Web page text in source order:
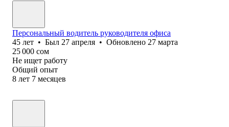
Персональный водитель руководителя офиса
45 лет • Был 27 апреля • Обновлено 27 марта
25 000 сом
Не ищет работу
Общий опыт
8 лет 7 месяцев